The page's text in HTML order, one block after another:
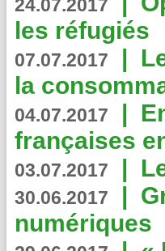
24.07.2017
les réfugiés
07.07.2017 |
la
04.07.2017 |
françaises
03.07.2017 |
30.06.2017 |
numériques